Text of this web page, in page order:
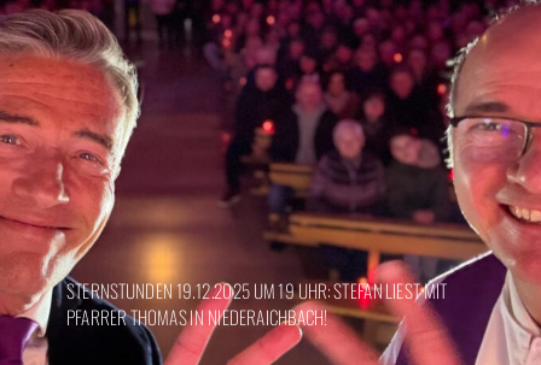
STERNSTUNDEN 19.12.2025 UM 19 UHR: STEFAN LIEST MIT
PFARRER THOMAS IN NIEDERAICHBACH!